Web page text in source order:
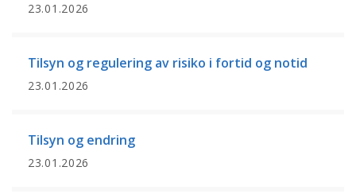
23.01.2026
Tilsyn og regulering av risiko i fortid og notid
23.01.2026
Tilsyn og endring
23.01.2026